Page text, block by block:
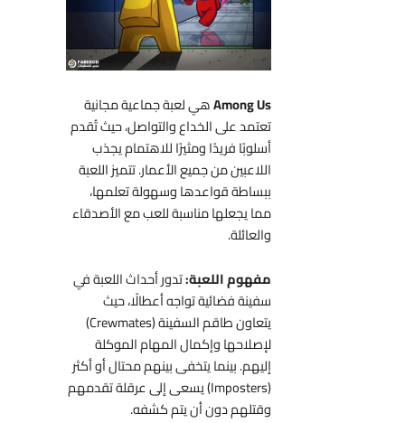
Among Usهي لعبة جماعية مجانية
تعتمد على الخداع والتواصل، حيث تُقدم
أسلوبًا فريدًا ومثيرًا للاهتمام يجذب
اللاعبين من جميع الأعمار. تتميز اللعبة
ببساطة قواعدها وسهولة تعلمها،
مما يجعلها مناسبة للعب مع الأصدقاء
والعائلة.
مفهوم اللعبة:تدور أحداث اللعبة في
سفينة فضائية تواجه أعطالًا، حيث
يتعاون طاقم السفينة (Crewmates)
لإصلاحها وإكمال المهام الموكلة
إليهم. بينما يتخفى بينهم محتال أو أكثر
(Imposters) يسعى إلى عرقلة تقدمهم
وقتلهم دون أن يتم كشفه.